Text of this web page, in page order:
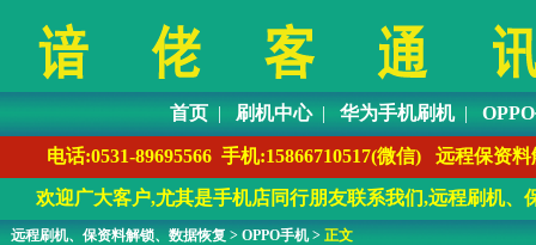
首页| 刷机中心| 华为手机刷机|
电话:0531-89695566 手机:15866710517(微信) 远程保资
欢迎广大客户,尤其是手机店同行朋友联系我们,远程刷机
远程刷机、保资料解锁、数据恢复 > OPPO手机> 正文